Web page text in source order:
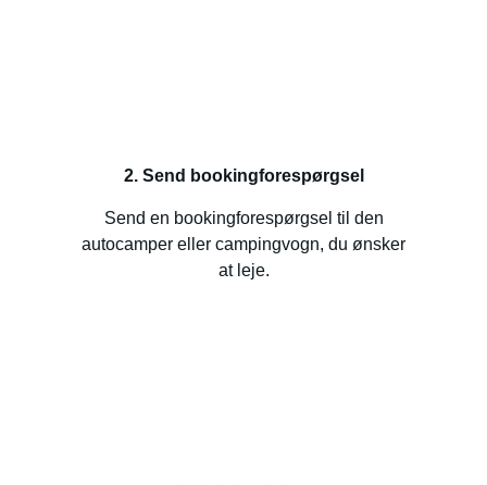
2. Send bookingforespørgsel
Send en bookingforespørgsel til den
autocamper eller campingvogn, du ønsker
at leje.